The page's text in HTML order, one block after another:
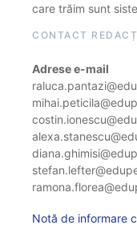
care trăim sunt
CONTACT
Adrese e-mail
Notă de informare